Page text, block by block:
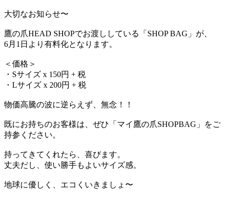
大切なお知らせ〜
鷹の爪HEAD SHOPでお渡ししている「SHOP BAG」が、
6月1日より有料化となります。
＜価格＞
・Sサイズ x 150円 + 税
・Lサイズ x 200円 + 税
物価高騰の波に逆らえず、無念！！
既にお持ちのお客様は、ぜひ「マイ鷹の爪SHOPBAG」をご
持参ください。
持ってきてくれたら、喜びます。
丈夫だし、使い勝手もよいサイズ感。
地球に優しく、エコくいきましょ〜